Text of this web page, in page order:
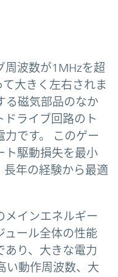
周波数が1MHzを超
大きく左右されま
る磁気部品のなか
ライブ回路のト
です。 このゲー
ト駆動損失を最小
長年の経験から最適
メインエネルギー
ュール全体の性能
あり、大きな電力
い動作周波数、大